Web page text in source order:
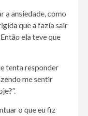
a ansiedade, como
que a fazia sair
ela teve que
tenta responder
me sentir
o que eu fiz